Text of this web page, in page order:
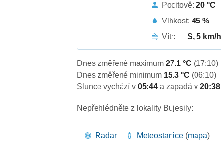
Pocitově:20 °C
Vlhkost:45 %
Vítr:
S, 5 km/h
Dnes změřené maximum27.1 °C (17:10)
Dnes změřené minimum 15.3 °C (06:10)
Slunce vychází v05:44a zapadá v20:38
Nepřehlédněte z lokality Bujesily:
Radar Meteostanice (mapa)